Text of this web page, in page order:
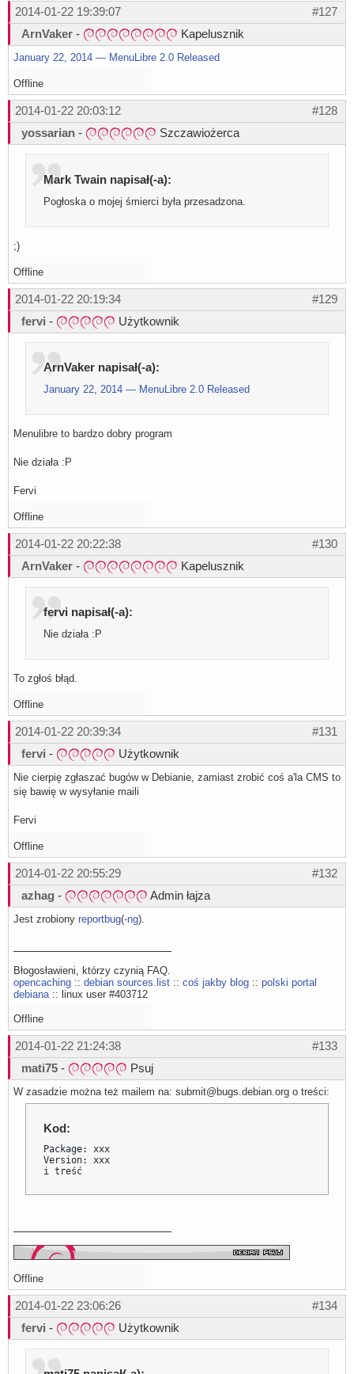
#127
2014-01-22 19:39:07
ArnVaker - Kapelusznik
January 22, 2014 — MenuLibre 2.0 Released
Offline
#128
2014-01-22 20:03:12
yossarian - Szczawiożerca
Mark Twain napisał(-a):
Pogłoska o mojej śmierci była przesadzona.
;)
Offline
#129
2014-01-22 20:19:34
fervi - Użytkownik
ArnVaker napisał(-a):
January 22, 2014 — MenuLibre 2.0 Released
Menulibre to bardzo dobry program
Nie działa :P
Fervi
Offline
#130
2014-01-22 20:22:38
ArnVaker - Kapelusznik
fervi napisał(-a):
Nie działa :P
To zgłoś błąd.
Offline
#131
2014-01-22 20:39:34
fervi - Użytkownik
Nie cierpię zgłaszać bugów w Debianie, zamiast zrobić coś a'la CMS to
się bawię w wysyłanie maili
Fervi
Offline
#132
2014-01-22 20:55:29
azhag - Admin łajza
Jest zrobiony reportbug(-ng).
Błogosławieni, którzy czynią FAQ.
opencaching :: debian sources.list :: coś jakby blog :: polski portal
debiana:: linux user #403712
Offline
#133
2014-01-22 21:24:38
mati75 - Psuj
W zasadzie można też mailem na: submit@bugs.debian.org o treści:
Kod:
Package: xxx
Version: xxx
i treść
Offline
#134
2014-01-22 23:06:26
fervi - Użytkownik